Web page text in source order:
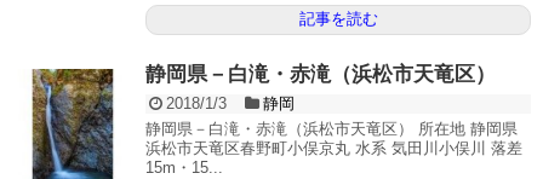
記事を読む
静岡県－白滝・赤滝（浜松市天竜区）
2018/1/3
静岡
静岡県－白滝・赤滝（浜松市天竜区） 所在地 静岡県
浜松市天竜区春野町小俣京丸 水系 気田川小俣川 落差
15m・15...